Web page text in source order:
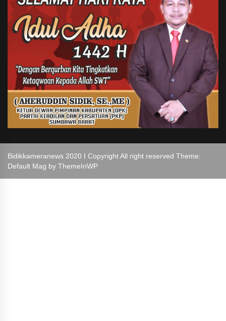
Bidikkameranews 2020 I Copyright All right reserved Theme:
Default Mag by ThemeInWP